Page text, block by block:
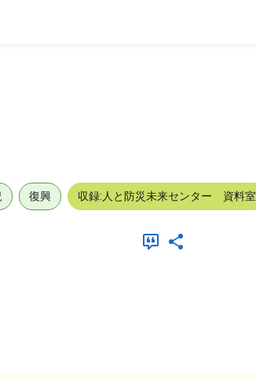
復興 収録:人と防災未来センター 資料室